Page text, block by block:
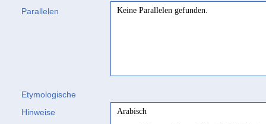
Multhoff/Stein 2008, 39; Multhoff
Parallelen
Keine Parallelen gefunden.
Etymologische
Hinweise
Arabisch